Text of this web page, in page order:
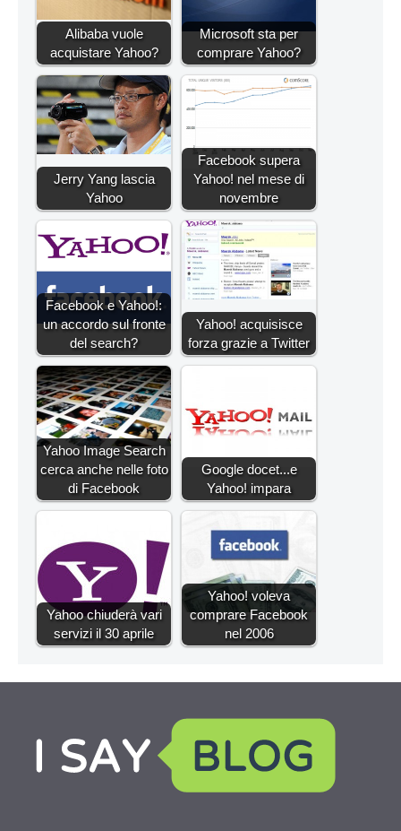
Alibaba vuole
acquistare Yahoo?
Microsoft sta per
comprare Yahoo?
Jerry Yang lascia
Yahoo
Facebook supera
Yahoo! nel mese di
novembre
Facebook e Yahoo!:
un accordo sul fronte
del search?
Yahoo! acquisisce
forza grazie a Twitter
Yahoo Image Search
cerca anche nelle foto
di Facebook
Google docet...e
Yahoo! impara
Yahoo chiuderà vari
servizi il 30 aprile
Yahoo! voleva
comprare Facebook
nel 2006